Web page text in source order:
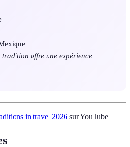
offre une expérience
in travel 2026 sur YouTube